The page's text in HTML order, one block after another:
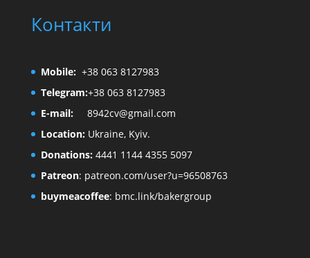
Контакти
Mobile: +38 063 8127983
Telegram:+38 063 8127983
E-mail:
8942cv@gmail.com
Location:Ukraine, Kyiv.
Donations:4441 1144 4355 5097
Patreon: patreon.com/user?u=96508763
buymeacoffee: bmc.link/bakergroup